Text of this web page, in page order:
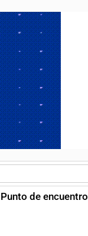
Punto de encuentro